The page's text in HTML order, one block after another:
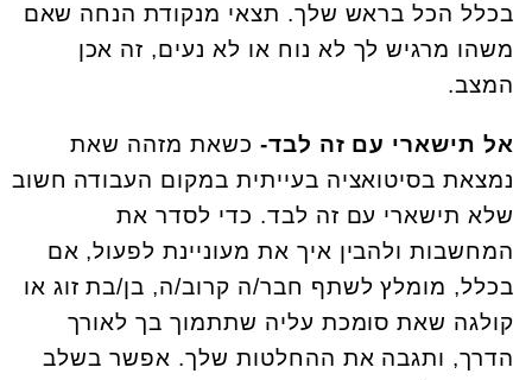
בכלל הכל בראש שלך. תצאי מנקודת הנחה שאם
משהו מרגיש לך לא נוח או לא נעים, זה אכן
המצב.
אל תישארי עם זה לבד- כשאת מזהה שאת
נמצאת בסיטואציה בעייתית במקום העבודה חשוב
שלא תישארי עם זה לבד. כדי לסדר את
המחשבות ולהבין איך את מעוניינת לפעול, אם
בכלל, מומלץ לשתף חבר/ה קרוב/ה, בן/בת זוג או
קולגה שאת סומכת עליה שתתמוך בך לאורך
הדרך, ותגבה את ההחלטות שלך. אפשר בשלב